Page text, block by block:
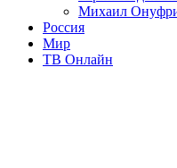
Михаил
Россия
Мир
ТВ Онлайн